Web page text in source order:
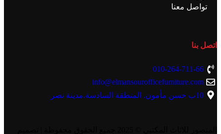
تواصل معنا
اتصل بنا
010-264-711-66
info@elmansourofficefurniture.com
10ب حسن مأمون. المنطقة السادسة.مدينة نصر